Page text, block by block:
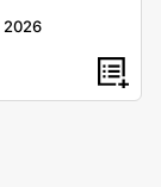
2026